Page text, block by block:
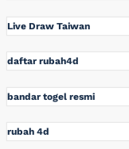
Live Draw Taiwan
daftar rubah4d
bandar togel resmi
rubah 4d